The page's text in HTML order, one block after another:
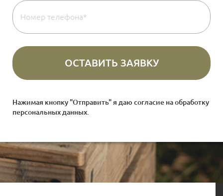
Нажимая кнопку "Отправить" я даю согласие наобработку
персональных данных